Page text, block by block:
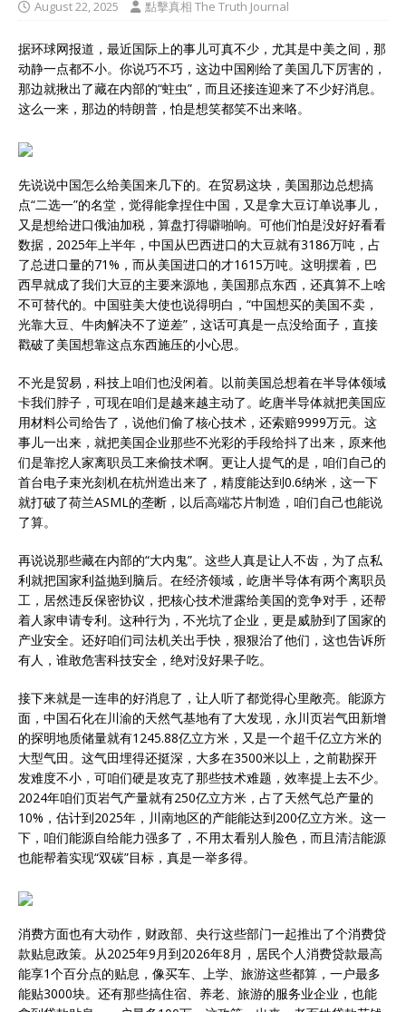
August 22, 2025 點擊真相 The Truth Journal
据环球网报道，最近国际上的事儿可真不少，尤其是中美之间，那
动静一点都不小。你说巧不巧，这边中国刚给了美国几下厉害的，
那边就揪出了藏在内部的“蛀虫”，而且还接连迎来了不少好消息。
这么一来，那边的特朗普，怕是想笑都笑不出来咯。
先说说中国怎么给美国来几下的。在贸易这块，美国那边总想搞
点“二选一”的名堂，觉得能拿捏住中国，又是拿大豆订单说事儿，
又是想给进口俄油加税，算盘打得噼啪响。可他们怕是没好好看看
数据，2025年上半年，中国从巴西进口的大豆就有3186万吨，占
了总进口量的71%，而从美国进口的才1615万吨。这明摆着，巴
西早就成了我们大豆的主要来源地，美国那点东西，还真算不上啥
不可替代的。中国驻美大使也说得明白，“中国想买的美国不卖，
光靠大豆、牛肉解决不了逆差”，这话可真是一点没给面子，直接
戳破了美国想靠这点东西施压的小心思。
不光是贸易，科技上咱们也没闲着。以前美国总想着在半导体领域
卡我们脖子，可现在咱们是越来越主动了。屹唐半导体就把美国应
用材料公司给告了，说他们偷了核心技术，还索赔9999万元。这
事儿一出来，就把美国企业那些不光彩的手段给抖了出来，原来他
们是靠挖人家离职员工来偷技术啊。更让人提气的是，咱们自己的
首台电子束光刻机在杭州造出来了，精度能达到0.6纳米，这一下
就打破了荷兰ASML的垄断，以后高端芯片制造，咱们自己也能说
了算。
再说说那些藏在内部的“大内鬼”。这些人真是让人不齿，为了点私
利就把国家利益抛到脑后。在经济领域，屹唐半导体有两个离职员
工，居然违反保密协议，把核心技术泄露给美国的竞争对手，还帮
着人家申请专利。这种行为，不光坑了企业，更是威胁到了国家的
产业安全。还好咱们司法机关出手快，狠狠治了他们，这也告诉所
有人，谁敢危害科技安全，绝对没好果子吃。
接下来就是一连串的好消息了，让人听了都觉得心里敞亮。能源方
面，中国石化在川渝的天然气基地有了大发现，永川页岩气田新增
的探明地质储量就有1245.88亿立方米，又是一个超千亿立方米的
大型气田。这气田埋得还挺深，大多在3500米以上，之前勘探开
发难度不小，可咱们硬是攻克了那些技术难题，效率提上去不少。
2024年咱们页岩气产量就有250亿立方米，占了天然气总产量的
10%，估计到2025年，川南地区的产能能达到200亿立方米。这一
下，咱们能源自给能力强多了，不用太看别人脸色，而且清洁能源
也能帮着实现“双碳”目标，真是一举多得。
消费方面也有大动作，财政部、央行这些部门一起推出了个消费贷
款贴息政策。从2025年9月到2026年8月，居民个人消费贷款最高
能享1个百分点的贴息，像买车、上学、旅游这些都算，一户最多
能贴3000块。还有那些搞住宿、养老、旅游的服务业企业，也能